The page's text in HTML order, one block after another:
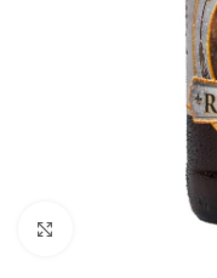
Click to enlarge